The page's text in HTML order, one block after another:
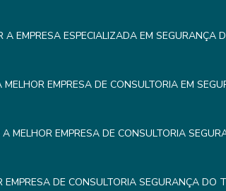
A EMPRESA ESPECIALIZADA EM SEGURANÇA
MELHOR EMPRESA DE CONSULTORIA EM
MELHOR EMPRESA DE CONSULTORIA
EMPRESA DE CONSULTORIA SEGURANÇA DO